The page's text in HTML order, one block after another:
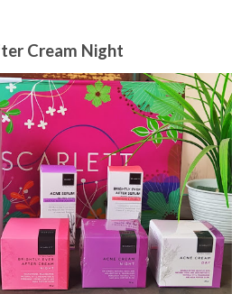
Cream Night